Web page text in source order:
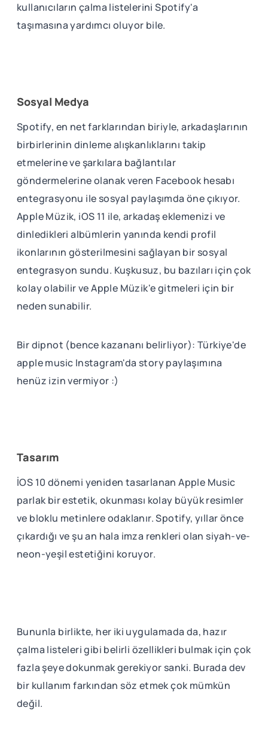
kullanıcıların çalma listelerini Spotify'a
taşımasına yardımcı oluyor bile.
Sosyal Medya
Spotify, en net farklarından biriyle, arkadaşlarının
birbirlerinin dinleme alışkanlıklarını takip
etmelerine ve şarkılara bağlantılar
göndermelerine olanak veren Facebook hesabı
entegrasyonu ile sosyal paylaşımda öne çıkıyor.
Apple Müzik, iOS 11 ile, arkadaş eklemenizi ve
dinledikleri albümlerin yanında kendi profil
ikonlarının gösterilmesini sağlayan bir sosyal
entegrasyon sundu. Kuşkusuz, bu bazıları için çok
kolay olabilir ve Apple Müzik'e gitmeleri için bir
neden sunabilir.
Bir dipnot (bence kazananı belirliyor): Türkiye'de
apple music Instagram'da story paylaşımına
henüz izin vermiyor :)
Tasarım
İOS 10 dönemi yeniden tasarlanan Apple Music
parlak bir estetik, okunması kolay büyük resimler
ve bloklu metinlere odaklanır. Spotify, yıllar önce
çıkardığı ve şu an hala imza renkleri olan siyah-ve-
neon-yeşil estetiğini koruyor.
Bununla birlikte, her iki uygulamada da, hazır
çalma listeleri gibi belirli özellikleri bulmak için çok
fazla şeye dokunmak gerekiyor sanki. Burada dev
bir kullanım farkından söz etmek çok mümkün
değil.